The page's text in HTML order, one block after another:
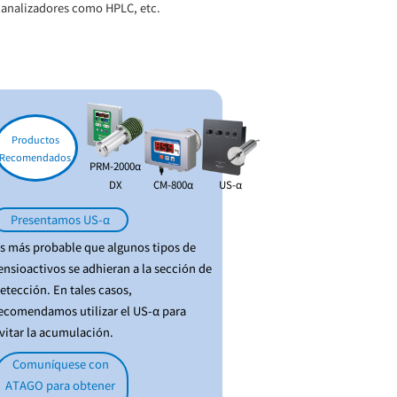
analizadores como HPLC, etc.
Productos
Recomendados
PRM-2000α
DX
CM-800α US-α
Presentamos US-α
más probable que algunos tipos de
se adhieran a la sección de
En tales casos,
utilizar el US-α para
la acumulación.
Comuníquese con
ATAGO para obtener